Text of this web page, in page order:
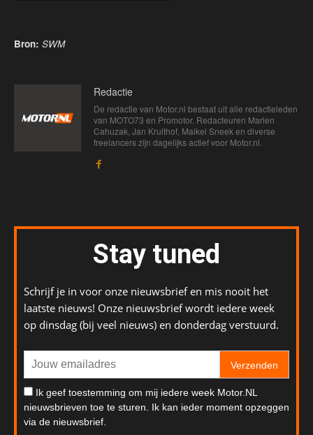
Bron: SWM
Redactie
De redactie van Motor.nl bestaat uit alle redactieleden
van MOTO73 en Promotor. Redacteuren Marien
Cahuzak, Jan Kruithof, Maikel Sneek en diverse
freelancers zijn dagelijks actief voor Motor.nl.
Stay tuned
Schrijf je in voor onze nieuwsbrief en mis nooit het
laatste nieuws! Onze nieuwsbrief wordt iedere week
op dinsdag (bij veel nieuws) en donderdag verstuurd.
Verzenden
Ik geef toestemming om mij iedere week Motor.NL
nieuwsbrieven toe te sturen. Ik kan ieder moment opzeggen
via de nieuwsbrief.